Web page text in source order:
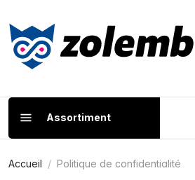
Assortiment
Accueil Politique de confidentialité